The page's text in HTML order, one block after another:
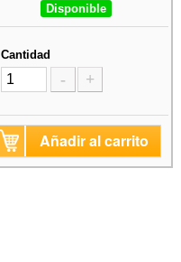
Disponible
Cantidad
- +
Añadir al carrito